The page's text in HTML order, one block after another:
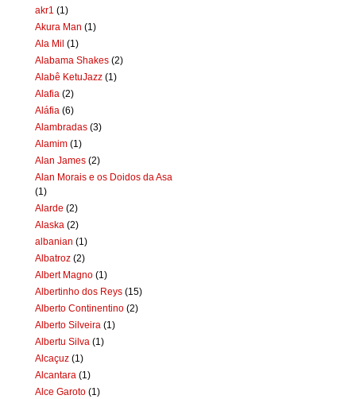
akr1 (1)
Akura Man (1)
Ala Mil (1)
Alabama Shakes (2)
Alabê KetuJazz (1)
Alafia (2)
Aláfia (6)
Alambradas (3)
Alamim (1)
Alan James (2)
Alan Morais e os Doidos da Asa
(1)
Alarde (2)
Alaska (2)
albanian (1)
Albatroz (2)
Albert Magno (1)
Albertinho dos Reys (15)
Alberto Continentino (2)
Alberto Silveira (1)
Albertu Silva (1)
Alcaçuz (1)
Alcantara (1)
Alce Garoto (1)